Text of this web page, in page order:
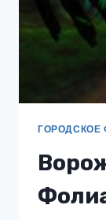
ГОРОДСКОЕ